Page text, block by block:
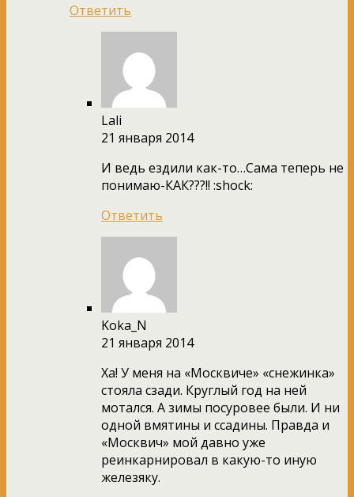
Ответить
Lali
21 января 2014
И ведь ездили как-то…Сама теперь не
понимаю-КАК???!! :shock:
Ответить
Koka_N
21 января 2014
Ха! У меня на «Москвиче» «снежинка»
стояла сзади. Круглый год на ней
мотался. А зимы посуровее были. И ни
одной вмятины и ссадины. Правда и
«Москвич» мой давно уже
реинкарнировал в какую-то иную
железяку.